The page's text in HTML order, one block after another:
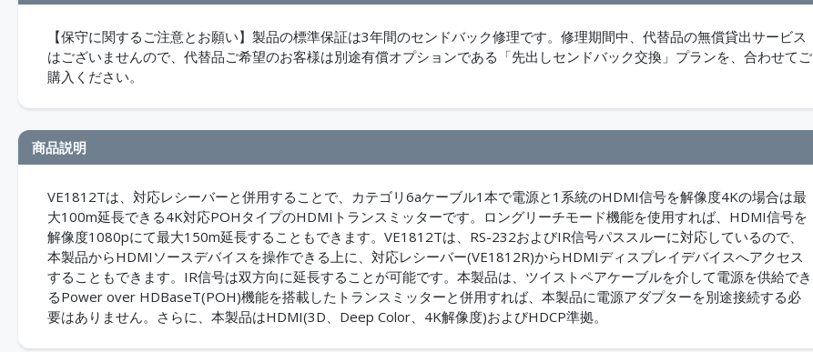
【保守に関するご注意とお願い】製品の標準保証は3年間のセンドバック修理です。修理期間中、代替品の無償貸出サービス
はございませんので、代替品ご希望のお客様は別途有償オプションである「先出しセンドバック交換」プランを、合わせてご
購入ください。
商品説明
VE1812Tは、対応レシーバーと併用することで、カテゴリ6aケーブル1本で電源と1系統のHDMI信号を解像度4Kの場合は最
大100m延長できる4K対応POHタイプのHDMIトランスミッターです。ロングリーチモード機能を使用すれば、HDMI信号を
解像度1080pにて最大150m延長することもできます。VE1812Tは、RS-232およびIR信号パススルーに対応しているので、
本製品からHDMIソースデバイスを操作できる上に、対応レシーバー(VE1812R)からHDMIディスプレイデバイスへアクセス
することもできます。IR信号は双方向に延長することが可能です。本製品は、ツイストペアケーブルを介して電源を供給でき
るPower over HDBaseT(POH)機能を搭載したトランスミッターと併用すれば、本製品に電源アダプターを別途接続する必
要はありません。さらに、本製品はHDMI(3D、Deep Color、4K解像度)およびHDCP準拠。